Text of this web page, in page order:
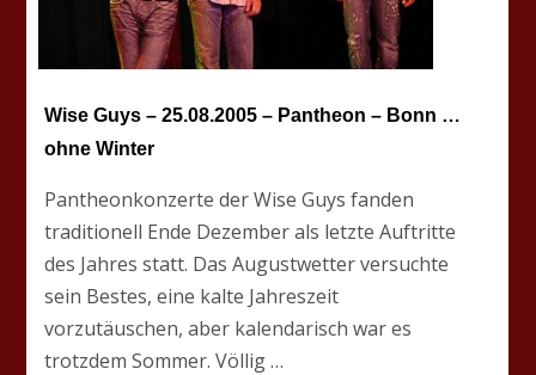
Wise Guys – 25.08.2005 – Pantheon – Bonn …
ohne Winter
Pantheonkonzerte der Wise Guys fanden
traditionell Ende Dezember als letzte Auftritte
des Jahres statt. Das Augustwetter versuchte
sein Bestes, eine kalte Jahreszeit
vorzutäuschen, aber kalendarisch war es
trotzdem Sommer. Völlig …